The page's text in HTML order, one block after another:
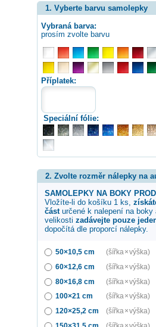
1. Vyberte barvu samolepky
Vybraná barva:
prosím zvolte barvu
Příplatek:
Speciální fólie:
2. Zvolte rozměr nálepky na
SAMOLEPKY NA BOKY
Vložíte-li do košíku 1 ks,
částurčené k nalepení na boky
velikosti zadávejte pouze
dopočítá dle proporcí nálepky.
50×10,5 cm (šířka × výška)
60×12,6 cm
(šířka × výška)
80×16,8 cm
(šířka × výška)
100×21 cm
(šířka × výška)
120×25,2 cm
(šířka × výška)
150×31,5 cm
(šířka × výška)